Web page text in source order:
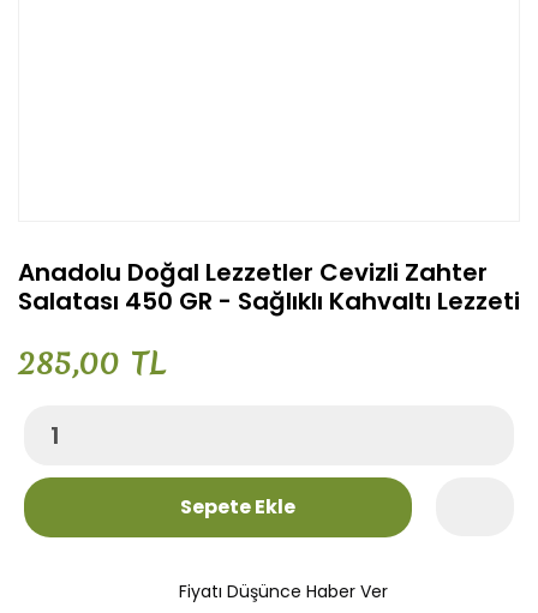
Anadolu Doğal Lezzetler Cevizli Zahter
Salatası 450 GR - Sağlıklı Kahvaltı Lezzeti
285,00 TL
Sepete Ekle
Fiyatı Düşünce Haber Ver